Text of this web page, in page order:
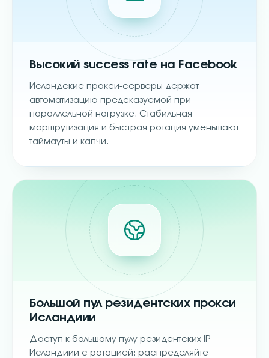
Высокий success rate на Facebook
Исландские прокси-серверы держат
автоматизацию предсказуемой при
параллельной нагрузке. Стабильная
маршрутизация и быстрая ротация уменьшают
таймауты и капчи.
Большой пул резидентских прокси
Исландиии
Доступ к большому пулу резидентских IP
Исландиии с ротацией: распределяйте